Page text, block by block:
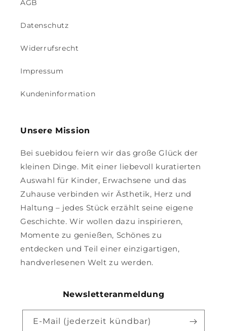
AGB
Datenschutz
Widerrufsrecht
Impressum
Kundeninformation
Unsere Mission
Bei suebidou feiern wir das große Glück der
kleinen Dinge. Mit einer liebevoll kuratierten
Auswahl für Kinder, Erwachsene und das
Zuhause verbinden wir Ästhetik, Herz und
Haltung – jedes Stück erzählt seine eigene
Geschichte. Wir wollen dazu inspirieren,
Momente zu genießen, Schönes zu
entdecken und Teil einer einzigartigen,
handverlesenen Welt zu werden.
Newsletteranmeldung
E-Mail (jederzeit kündbar)